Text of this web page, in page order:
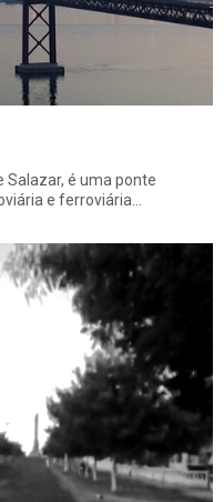
Salazar, é uma ponte
e ferroviária…